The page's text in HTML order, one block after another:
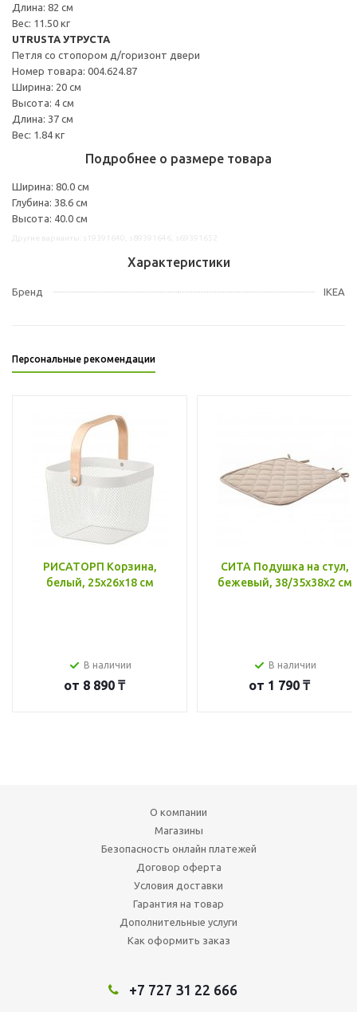
Длина: 82 см
Вес: 11.50 кг
UTRUSTA УТРУСТА
Петля со стопором д/горизонт двери
Номер товара: 004.624.87
Ширина: 20 см
Высота: 4 см
Длина: 37 см
Вес: 1.84 кг
Подробнее о размере товара
Ширина: 80.0 см
Глубина: 38.6 см
Высота: 40.0 см
Характеристики
Бренд IKEA
Персональные рекомендации
РИСАТОРП Корзина,
белый, 25x26x18 см
В наличии
от 8 890 ₸
СИТА Подушка на стул,
бежевый, 38/35x38x2 см
В наличии
от 1 790 ₸
О компании
Магазины
Безопасность онлайн платежей
Договор оферта
Условия доставки
Гарантия на товар
Дополнительные услуги
Как оформить заказ
+7 727 31 22 666